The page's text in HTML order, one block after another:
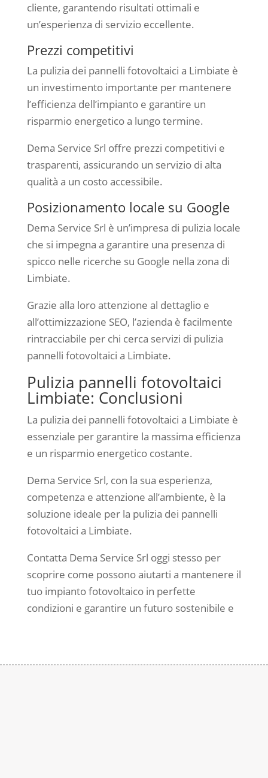
cliente, garantendo risultati ottimali e
un’esperienza di servizio eccellente.
Prezzi competitivi
La pulizia dei pannelli fotovoltaici a Limbiate è
un investimento importante per mantenere
l’efficienza dell’impianto e garantire un
risparmio energetico a lungo termine.
Dema Service Srl offre prezzi competitivi e
trasparenti, assicurando un servizio di alta
qualità a un costo accessibile.
Posizionamento locale su Google
Dema Service Srl è un’impresa di pulizia locale
che si impegna a garantire una presenza di
spicco nelle ricerche su Google nella zona di
Limbiate.
Grazie alla loro attenzione al dettaglio e
all’ottimizzazione SEO, l’azienda è facilmente
rintracciabile per chi cerca servizi di pulizia
pannelli fotovoltaici a Limbiate.
Pulizia pannelli fotovoltaici
Limbiate: Conclusioni
La pulizia dei pannelli fotovoltaici a Limbiate è
essenziale per garantire la massima efficienza
e un risparmio energetico costante.
Dema Service Srl, con la sua esperienza,
competenza e attenzione all’ambiente, è la
soluzione ideale per la pulizia dei pannelli
fotovoltaici a Limbiate.
Contatta Dema Service Srl oggi stesso per
scoprire come possono aiutarti a mantenere il
tuo impianto fotovoltaico in perfette
condizioni e garantire un futuro sostenibile e